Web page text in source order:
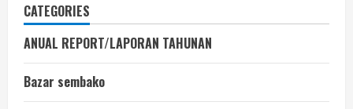
CATEGORIES
ANUAL REPORT/LAPORAN TAHUNAN
Bazar sembako